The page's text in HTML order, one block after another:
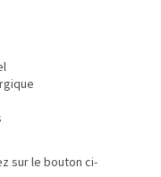
sur le bouton ci-